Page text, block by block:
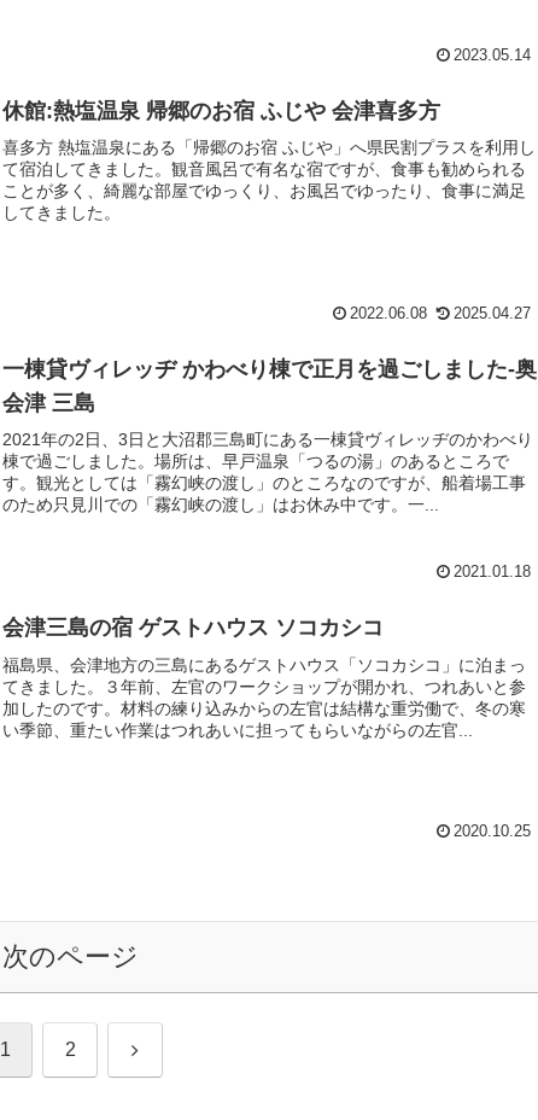
2023.05.14
休館:熱塩温泉 帰郷のお宿 ふじや 会津喜多方
喜多方 熱塩温泉にある「帰郷のお宿 ふじや」へ県民割プラスを利用し
て宿泊してきました。観音風呂で有名な宿ですが、食事も勧められる
ことが多く、綺麗な部屋でゆっくり、お風呂でゆったり、食事に満足
してきました。
2022.06.08 2025.04.27
一棟貸ヴィレッヂ かわべり棟で正月を過ごしました-奥
会津 三島
2021年の2日、3日と大沼郡三島町にある一棟貸ヴィレッヂのかわべり
棟で過ごしました。場所は、早戸温泉「つるの湯」のあるところで
す。観光としては「霧幻峡の渡し」のところなのですが、船着場工事
のため只見川での「霧幻峡の渡し」はお休み中です。一...
2021.01.18
会津三島の宿 ゲストハウス ソコカシコ
福島県、会津地方の三島にあるゲストハウス「ソコカシコ」に泊まっ
てきました。３年前、左官のワークショップが開かれ、つれあいと参
加したのです。材料の練り込みからの左官は結構な重労働で、冬の寒
い季節、重たい作業はつれあいに担ってもらいながらの左官...
2020.10.25
次のページ
1 2 次